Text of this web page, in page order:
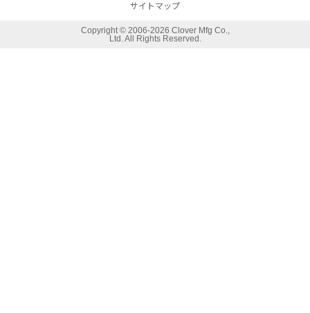
サイトマップ
Copyright © 2006-2026 Clover Mfg Co.,
Ltd. All Rights Reserved.